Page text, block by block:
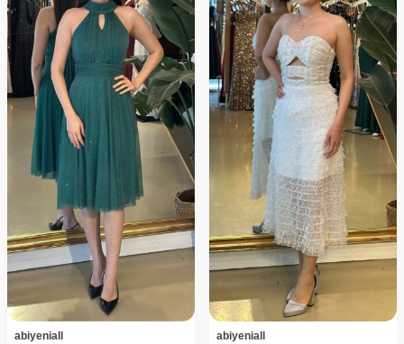
abiyeniall abiyeniall